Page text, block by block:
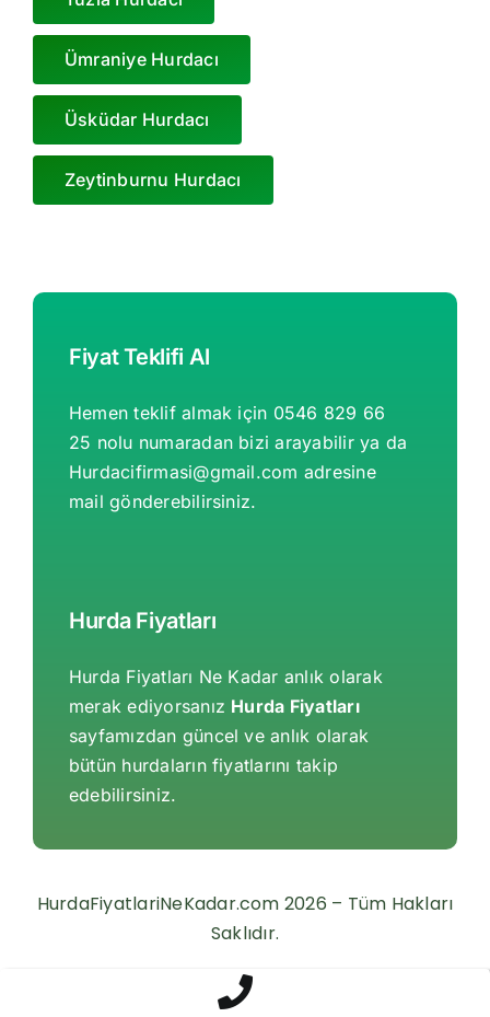
Ümraniye Hurdacı
Üsküdar Hurdacı
Zeytinburnu Hurdacı
Fiyat Teklifi Al
Hemen teklif almak için 0546 829 66
25 nolu numaradan bizi arayabilir ya da
Hurdacifirmasi@gmail.com adresine
mail gönderebilirsiniz.
Hurda Fiyatları
Hurda Fiyatları Ne Kadar anlık olarak
merak ediyorsanız Hurda Fiyatları
sayfamızdan güncel ve anlık olarak
bütün hurdaların fiyatlarını takip
edebilirsiniz.
HurdaFiyatlariNeKadar.com 2026 – Tüm Hakları
Saklıdır.